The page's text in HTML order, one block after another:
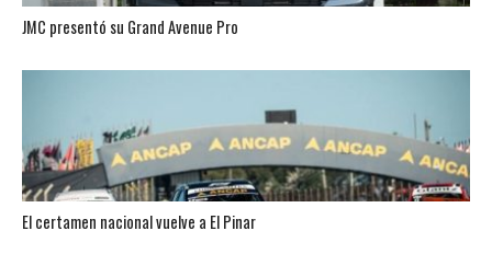
JMC presentó su Grand Avenue Pro
El certamen nacional vuelve a El Pinar